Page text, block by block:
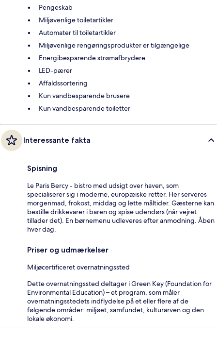
Pengeskab
Miljøvenlige toiletartikler
Automater til toiletartikler
Miljøvenlige rengøringsprodukter er tilgængelige
Energibesparende strømafbrydere
LED-pærer
Affaldssortering
Kun vandbesparende brusere
Kun vandbesparende toiletter
Interessante fakta
Spisning
Le Paris Bercy - bistro med udsigt over haven, som
specialiserer sig i moderne, europæiske retter. Her serveres
morgenmad, frokost, middag og lette måltider. Gæsterne kan
bestille drikkevarer i baren og spise udendørs (når vejret
tillader det). En børnemenu udleveres efter anmodning. Åben
hver dag.
Priser og udmærkelser
Miljøcertificeret overnatningssted
Dette overnatningssted deltager i Green Key (Foundation for
Environmental Education) – et program, som måler
overnatningsstedets indflydelse på et eller flere af de
følgende områder: miljøet, samfundet, kulturarven og den
lokale økonomi.